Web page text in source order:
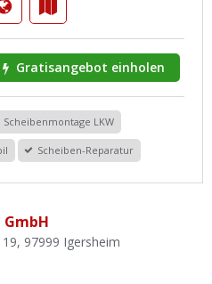
Gratisangebot einholen
Scheibenmontage LKW
Scheiben-Reparatur
97999 Igersheim